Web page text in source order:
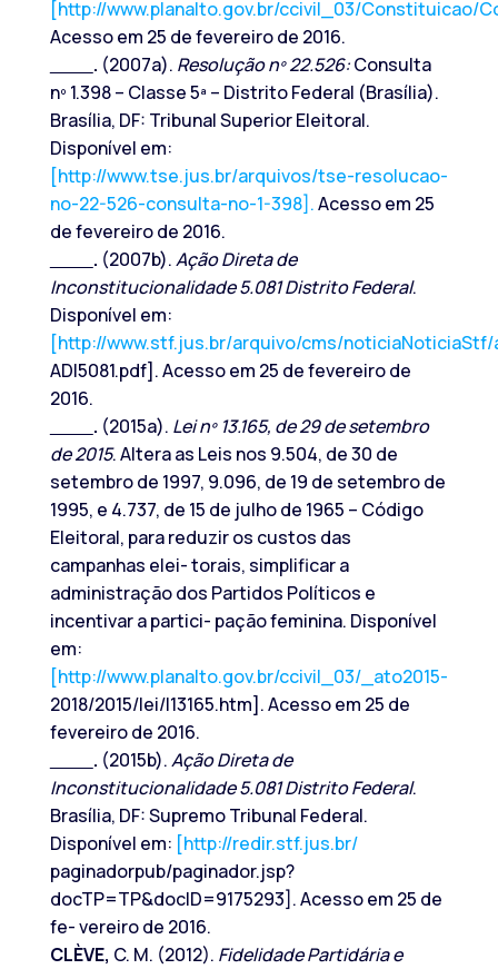
[http://www.planalto.gov.br/ccivil_03/Constituicao/
Acesso em 25 de fevereiro de 2016.
. (2007a). Resolução nº 22.526:Consulta
nº 1.398 – Classe 5ª – Distrito Federal (Brasília).
Brasília, DF: Tribunal Superior Eleitoral.
Disponível em:
[http://www.tse.jus.br/arquivos/tse-resolucao-
no-22-526-consulta-no-1-398].Acesso em 25
de fevereiro de 2016.
. (2007b).Ação Direta de
Inconstitucionalidade 5.081 Distrito Federal.
Disponível em:
[http://www.stf.jus.br/arquivo/cms/
ADI5081.pdf]. Acesso em 25 de fevereiro de
2016.
. (2015a). Lei nº 13.165, de 29 de setembro
de 2015. Altera as Leis nos 9.504, de 30 de
setembro de 1997, 9.096, de 19 de setembro de
1995, e 4.737, de 15 de julho de 1965 – Código
Eleitoral, para reduzir os custos das
campanhas elei- torais, simplificar a
administração dos Partidos Políticos e
incentivar a partici- pação feminina. Disponível
em:
[http://www.planalto.gov.br/ccivil_03/_ato2015-
2018/2015/lei/l13165.htm]. Acesso em 25 de
fevereiro de 2016.
. (2015b).Ação Direta de
Inconstitucionalidade 5.081 Distrito Federal.
Brasília, DF: Supremo Tribunal Federal.
Disponível em: [http://redir.stf.jus.br/
paginadorpub/paginador.jsp?
docTP=TP&docID=9175293]. Acesso em 25 de
fe- vereiro de 2016.
CLÈVE, C. M. (2012). Fidelidade Partidária e